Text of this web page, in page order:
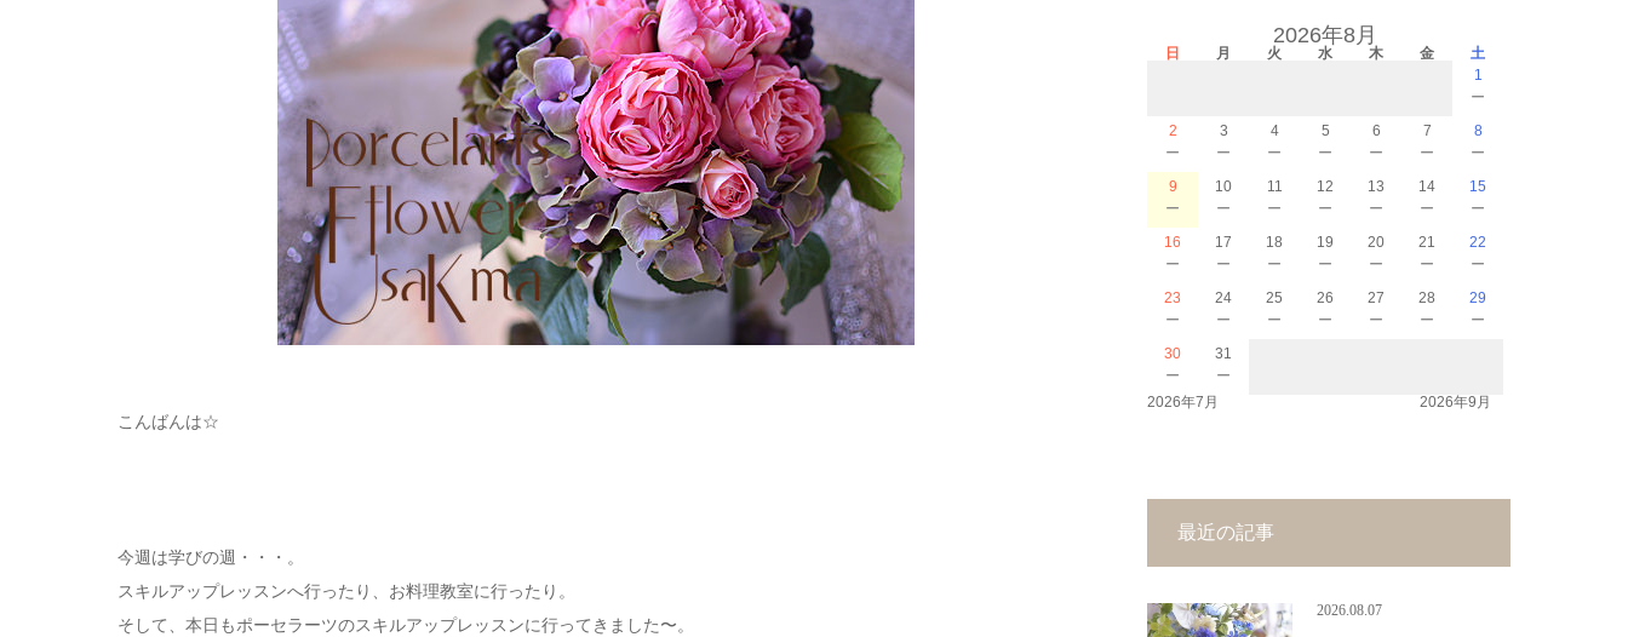
こんばんは☆
今週は学びの週・・・。
スキルアップレッスンへ行ったり、お料理教室に行ったり。
そして、本日もポーセラーツのスキルアップレッスンに行ってきました〜。
2026年8月
日 月 火 水 木 金
土
1
－
2
－
3
－
4
－
5
－
6
－
7
－
8
－
9
－
10
－
11
－
12
－
13
－
14
－
15
－
16
－
17
－
18
－
19
－
20
－
21
－
22
－
23
－
24
－
25
－
26
－
27
－
28
－
29
－
30
－
31
－
2026年7月 2026年9月
最近の記事
2026.08.07